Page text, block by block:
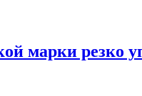
марки резко